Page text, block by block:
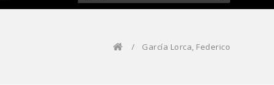
/ García Lorca, Federico